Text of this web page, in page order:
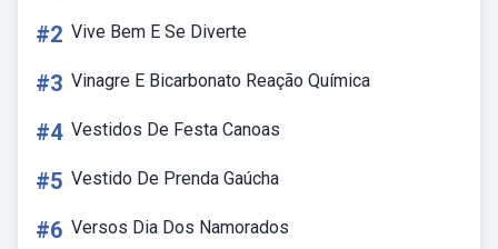
#2 Vive Bem E Se Diverte
#3 Vinagre E Bicarbonato Reação Química
#4 Vestidos De Festa Canoas
#5 Vestido De Prenda Gaúcha
#6 Versos Dia Dos Namorados